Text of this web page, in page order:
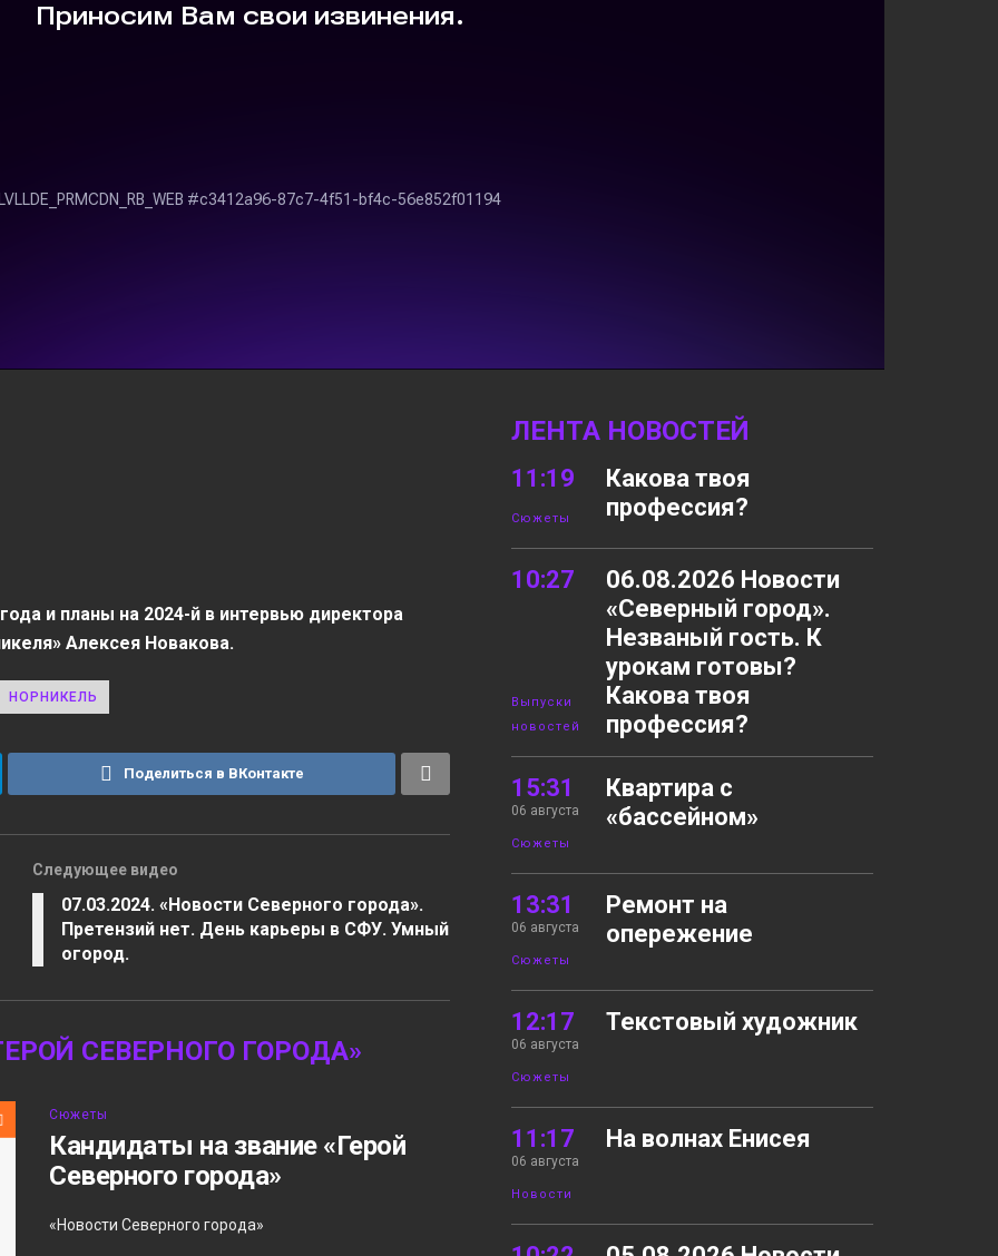
и планы на 2024-й в интервью директора
Алексея Новакова.
НОРНИКЕЛЬ
Поделиться в ВКонтакте
Следующее видео
07.03.2024. «Новости Северного города».
Претензий нет. День карьеры в СФУ. Умный
огород.
СЕВЕРНОГО ГОРОДА»
Сюжеты
Кандидаты на звание «Герой
Северного города»
«Новости Северного города»
ЛЕНТА НОВОСТЕЙ
11:19
Сюжеты
Какова твоя
профессия?
10:27
Выпуски
новостей
06.08.2026 Новости
«Северный город».
Незваный гость. К
урокам готовы?
Какова твоя
профессия?
15:31
06 августа
Сюжеты
Квартира с
«бассейном»
13:31
06 августа
Сюжеты
Ремонт на
опережение
12:17
06 августа
Сюжеты
Текстовый художник
11:17
06 августа
Новости
На волнах Енисея